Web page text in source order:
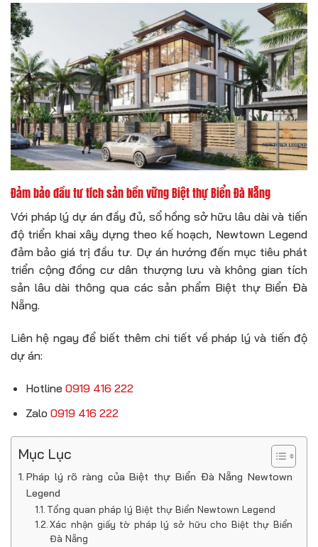
Đảm bảo đầu tư tích sản bền vững Biệt thự Biển Đà Nẵng
Với pháp lý dự án đầy đủ, sổ hồng sở hữu lâu dài và tiến
độ triển khai xây dựng theo kế hoạch, Newtown Legend
đảm bảo giá trị đầu tư. Dự án hướng đến mục tiêu phát
triển cộng đồng cư dân thượng lưu và không gian tích
sản lâu dài thông qua các sản phẩm Biệt thự Biển Đà
Nẵng.
Liên hệ ngay để biết thêm chi tiết về pháp lý và tiến độ
dự án:
Hotline 0919 416 222
Zalo 0919 416 222
Mục Lục
Pháp lý rõ ràng của Biệt thự Biển Đà Nẵng Newtown
Legend
Tổng quan pháp lý Biệt thự Biển Newtown Legend
Xác nhận giấy tờ pháp lý sở hữu cho Biệt thự Biển
Đà Nẵng